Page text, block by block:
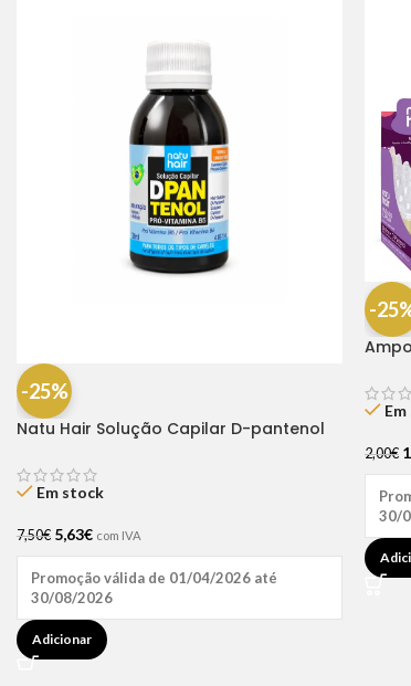
-25%
Natu Hair Solução Capilar D-pantenol
Em stock
7,50€ 5,63€ com IVA
Promoção válida de 01/04/2026 até
30/08/2026
Adicionar
-
2,00€
30/